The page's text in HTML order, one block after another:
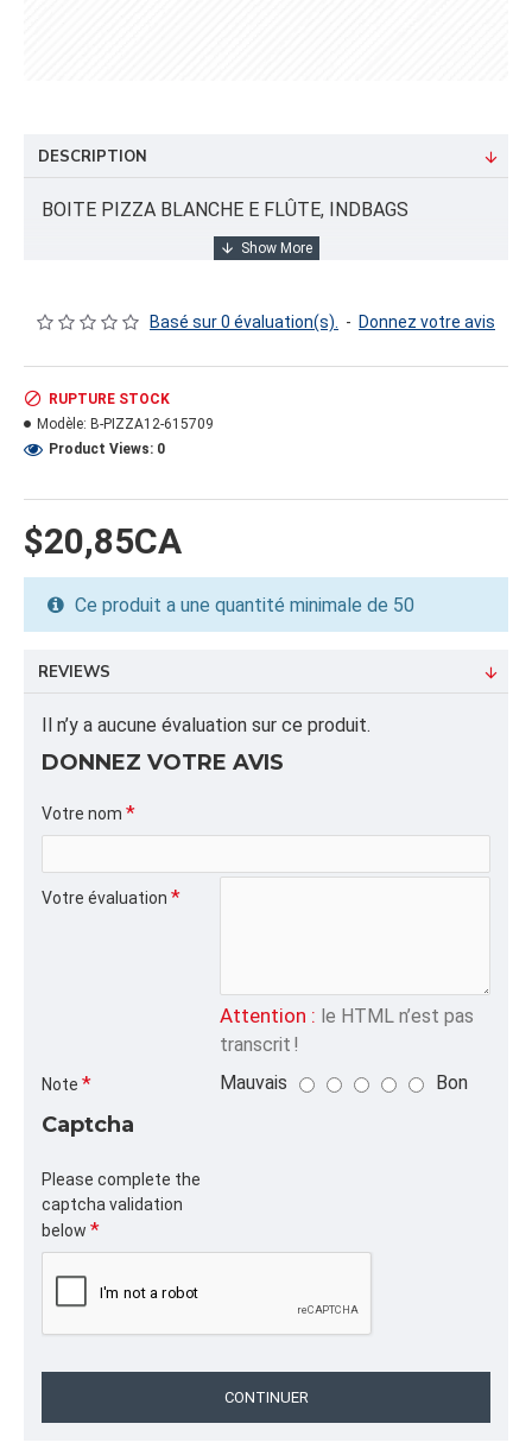
DESCRIPTION
BOITE PIZZA BLANCHE E FLÛTE, INDBAGS
INFORMATION PRODUIT
FORMAT DU PRODUIT
Dimension: 0
Poids: 0.00
Volume cubique: 0.00 pieds cubes
FORMAT DE PALETTE
Quantité par palette: 0.00
Dimension/pallet: 0
ALPHA
PIZZA,BOÎTE,E FLÛTE
CATÉGORIE
Basé sur 0 évaluation(s). - Donnez votre avis
$20,85CA
RUPTURE STOCK
Modèle: B-PIZZA12-615709
Product Views: 0
Ce produit a une quantité minimale de 50
REVIEWS
Il n’y a aucune évaluation sur ce produit.
DONNEZ VOTRE AVIS
Votre nom
Votre évaluation
Attention : le HTML n’est pas
transcrit !
Note Mauvais Bon
Captcha
Please complete the
captcha validation
below
CONTINUER